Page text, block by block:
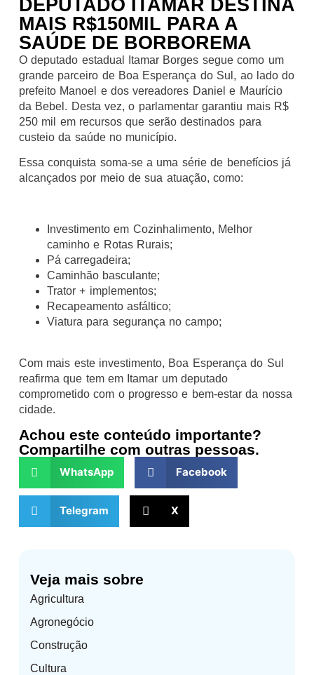
Veja mais sobre
Agricultura
Agronegócio
Construção
Cultura
DEPUTADO ITAMAR DESTINA
MAIS R$150MIL PARA A
SAÚDE DE BORBOREMA
O deputado estadual Itamar Borges segue como um
grande parceiro de Boa Esperança do Sul, ao lado do
prefeito Manoel e dos vereadores Daniel e Maurício
da Bebel. Desta vez, o parlamentar garantiu mais R$
250 mil em recursos que serão destinados para
custeio da saúde no município.
Essa conquista soma-se a uma série de benefícios já
alcançados por meio de sua atuação, como:
Investimento em Cozinhalimento, Melhor
caminho e Rotas Rurais;
Pá carregadeira;
Caminhão basculante;
Trator + implementos;
Recapeamento asfáltico;
Viatura para segurança no campo;
Com mais este investimento, Boa Esperança do Sul
reafirma que tem em Itamar um deputado
comprometido com o progresso e bem-estar da nossa
cidade.
Achou este conteúdo importante?
Compartilhe com outras pessoas.
WhatsApp Facebook
Telegram X